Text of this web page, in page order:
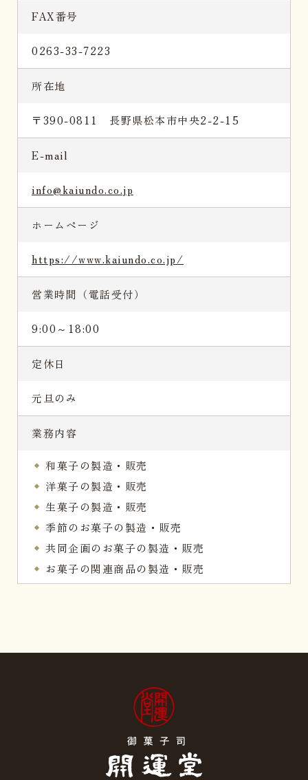
FAX番号
0263-33-7223
所在地
〒390-0811 長野県松本市中央2-2-15
E-mail
info@kaiundo.co.jp
ホームページ
https://www.kaiundo.co.jp/
営業時間（電話受付）
9:00～18:00
定休日
元旦のみ
業務内容
和菓子の製造・販売
洋菓子の製造・販売
生菓子の製造・販売
季節のお菓子の製造・販売
共同企画のお菓子の製造・販売
お菓子の関連商品の製造・販売